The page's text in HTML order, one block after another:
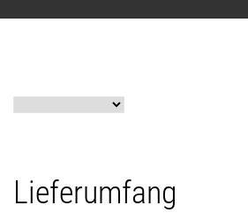
Lieferumfang